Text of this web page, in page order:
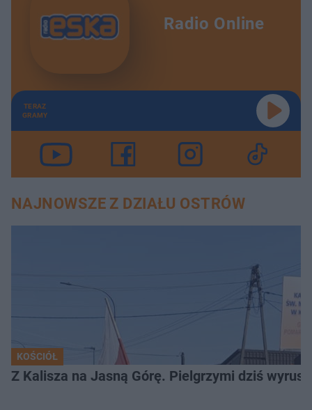
Radio Online
TERAZ
GRAMY
NAJNOWSZE Z DZIAŁU OSTRÓW
KOŚCIÓŁ
Z Kalisza na Jasną Górę. Pielgrzymi dziś